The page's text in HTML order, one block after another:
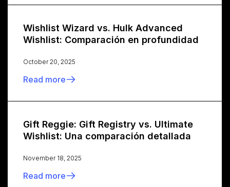
Wishlist Wizard vs. Hulk Advanced
Wishlist: Comparación en profundidad
October 20, 2025
Read more
Gift Reggie: Gift Registry vs. Ultimate
Wishlist: Una comparación detallada
November 18, 2025
Read more